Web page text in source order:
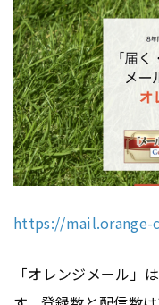
https://
「オレンジメール」